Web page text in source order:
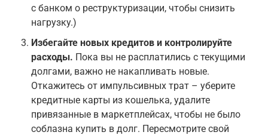
с банком о реструктуризации, чтобы снизить
нагрузку.)
Избегайте новых кредитов и контролируйте
расходы. Пока вы не расплатились с текущими
долгами, важно не накапливать новые.
Откажитесь от импульсивных трат – уберите
кредитные карты из кошелька, удалите
привязанные в маркетплейсах, чтобы не было
соблазна купить в долг. Пересмотрите свой